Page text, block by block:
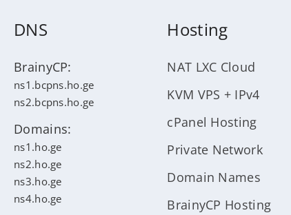
DNS
BrainyCP:
ns1.bcpns.ho.ge
ns2.bcpns.ho.ge
Domains:
ns1.ho.ge
ns2.ho.ge
ns3.ho.ge
ns4.ho.ge
Hosting
NAT LXC Cloud
KVM VPS + IPv4
cPanel Hosting
Private Network
Domain Names
BrainyCP Hosting